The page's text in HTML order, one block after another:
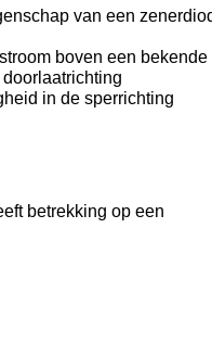
van een
boven een
in de sperrichting
betrekking op een